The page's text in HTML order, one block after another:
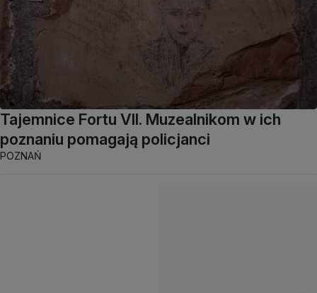
Tajemnice Fortu VII. Muzealnikom w ich
poznaniu pomagają policjanci
POZNAŃ